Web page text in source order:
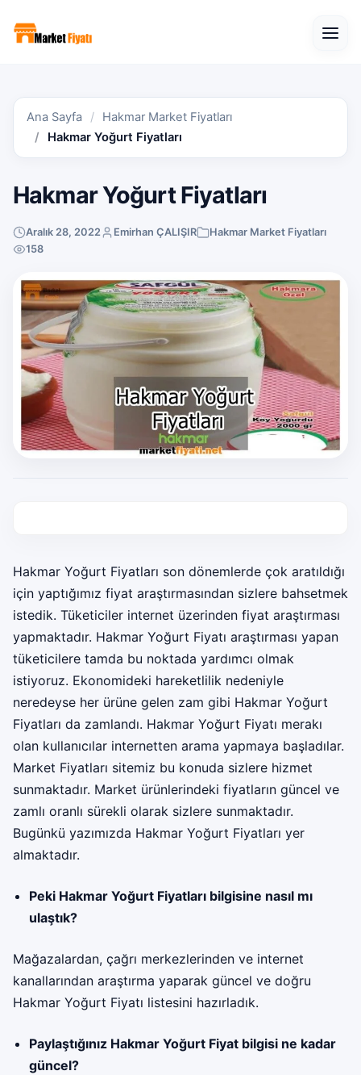
Ana Sayfa
Hakmar Market Fiyatları
Hakmar Yoğurt Fiyatları
Hakmar Yoğurt Fiyatları
Aralık 28, 2022 Emirhan ÇALIŞIR
Hakmar Market Fiyatları
158
Hakmar Yoğurt Fiyatları son dönemlerde çok aratıldığı
için yaptığımız fiyat araştırmasından sizlere bahsetmek
istedik. Tüketiciler internet üzerinden fiyat araştırması
yapmaktadır. Hakmar Yoğurt Fiyatı araştırması yapan
tüketicilere tamda bu noktada yardımcı olmak
istiyoruz. Ekonomideki hareketlilik nedeniyle
neredeyse her ürüne gelen zam gibi Hakmar Yoğurt
Fiyatları da zamlandı. Hakmar Yoğurt Fiyatı merakı
olan kullanıcılar internetten arama yapmaya başladılar.
Market Fiyatları sitemiz bu konuda sizlere hizmet
sunmaktadır. Market ürünlerindeki fiyatların güncel ve
zamlı oranlı sürekli olarak sizlere sunmaktadır.
Bugünkü yazımızda Hakmar Yoğurt Fiyatları yer
almaktadır.
Peki Hakmar Yoğurt Fiyatları bilgisine nasıl mı
ulaştık?
Mağazalardan, çağrı merkezlerinden ve internet
kanallarından araştırma yaparak güncel ve doğru
Hakmar Yoğurt Fiyatı listesini hazırladık.
Paylaştığınız Hakmar Yoğurt Fiyat bilgisi ne kadar
güncel?